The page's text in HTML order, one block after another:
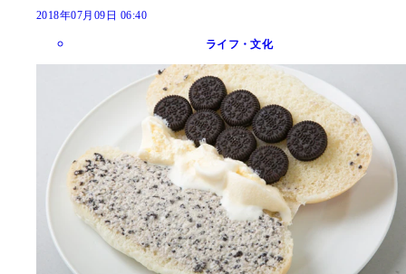
2018年07月09日 06:40
ライフ・文化